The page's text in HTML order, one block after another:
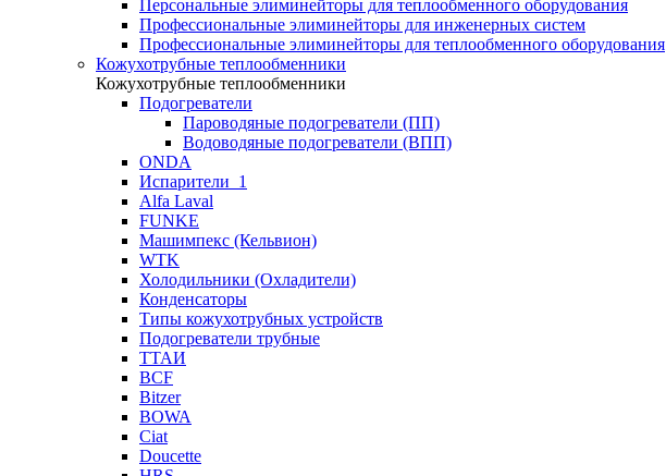
Персональные элиминейторы для теплообменного оборудования
Профессиональные элиминейторы для инженерных систем
Профессиональные элиминейторы для теплообменного оборудования
Кожухотрубные теплообменники
Кожухотрубные теплообменники
Подогреватели
Пароводяные подогреватели (ПП)
Водоводяные подогреватели (ВПП)
ONDA
Испарители_1
Alfa Laval
FUNKE
Машимпекс (Кельвион)
WTK
Холодильники (Охладители)
Конденсаторы
Типы кожухотрубных устройств
Подогреватели трубные
ТТАИ
BCF
Bitzer
BOWA
Ciat
Doucette